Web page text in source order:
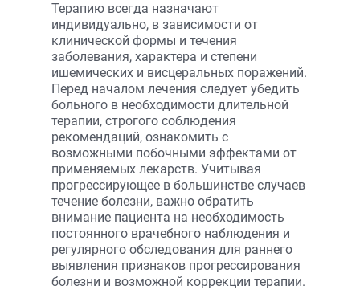
Терапию всегда назначают
индивидуально, в зависимости от
клинической формы и течения
заболевания, характера и степени
ишемических и висцеральных поражений.
Перед началом лечения следует убедить
больного в необходимости длительной
терапии, строгого соблюдения
рекомендаций, ознакомить с
возможными побочными эффектами от
применяемых лекарств. Учитывая
прогрессирующее в большинстве случаев
течение болезни, важно обратить
внимание пациента на необходимость
постоянного врачебного наблюдения и
регулярного обследования для раннего
выявления признаков прогрессирования
болезни и возможной коррекции терапии.